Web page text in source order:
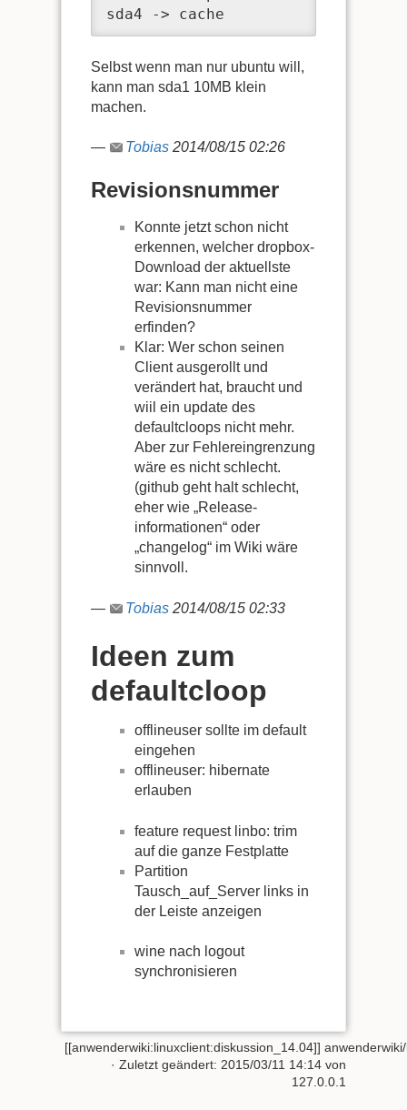
sda4 -> cache
Selbst wenn man nur ubuntu will,
kann man sda1 10MB klein
machen.
— Tobias 2014/08/15 02:26
Revisionsnummer
Konnte jetzt schon nicht
erkennen, welcher dropbox-
Download der aktuellste
war: Kann man nicht eine
Revisionsnummer
erfinden?
Klar: Wer schon seinen
Client ausgerollt und
verändert hat, braucht und
wiil ein update des
defaultcloops nicht mehr.
Aber zur Fehlereingrenzung
wäre es nicht schlecht.
(github geht halt schlecht,
eher wie „Release-
informationen“ oder
„changelog“ im Wiki wäre
sinnvoll.
— Tobias 2014/08/15 02:33
Ideen zum
defaultcloop
offlineuser sollte im default
eingehen
offlineuser: hibernate
erlauben
feature request linbo: trim
auf die ganze Festplatte
Partition
Tausch_auf_Server links in
der Leiste anzeigen
wine nach logout
synchronisieren
[[anwenderwiki:linuxclient:diskussion_14.04]]
· Zuletzt geändert: 2015/03/11 14:14von
127.0.0.1